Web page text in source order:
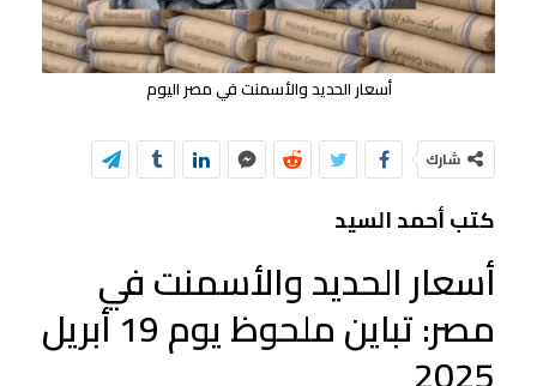
أسعار الحديد والأسمنت في مصر اليوم
شارك
كتب أحمد السيد
أسعار الحديد والأسمنت في
مصر: تباين ملحوظ يوم 19 أبريل